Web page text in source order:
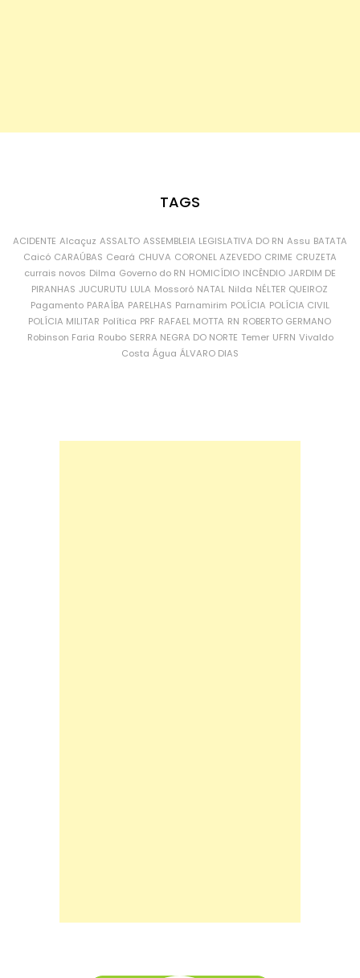
TAGS
ACIDENTE Alcaçuz ASSALTO ASSEMBLEIA LEGISLATIVA DO RN Assu BATATA
Caicó CARAÚBAS Ceará CHUVA CORONEL AZEVEDO CRIME CRUZETA
currais novos Dilma Governo do RN HOMICÍDIO INCÊNDIO JARDIM DE
PIRANHAS JUCURUTU LULA Mossoró NATAL Nilda NÉLTER QUEIROZ
Pagamento PARAÍBA PARELHAS Parnamirim POLÍCIA POLÍCIA CIVIL
POLÍCIA MILITAR Política PRF RAFAEL MOTTA RN ROBERTO GERMANO
Robinson Faria Roubo SERRA NEGRA DO NORTE Temer UFRN Vivaldo
Costa Água ÁLVARO DIAS